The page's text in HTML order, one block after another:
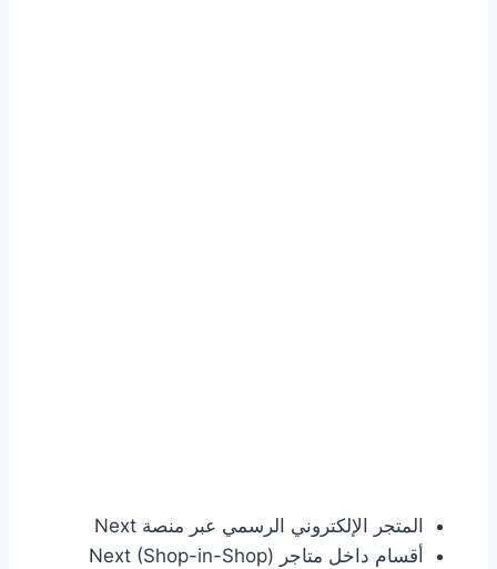
المتجر الإلكتروني الرسمي عبر منصة Next
أقسام داخل متاجر Next (Shop-in-Shop)